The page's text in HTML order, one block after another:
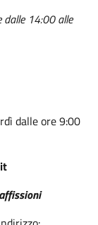
dalle 14:00 alle
dalle ore 9:00